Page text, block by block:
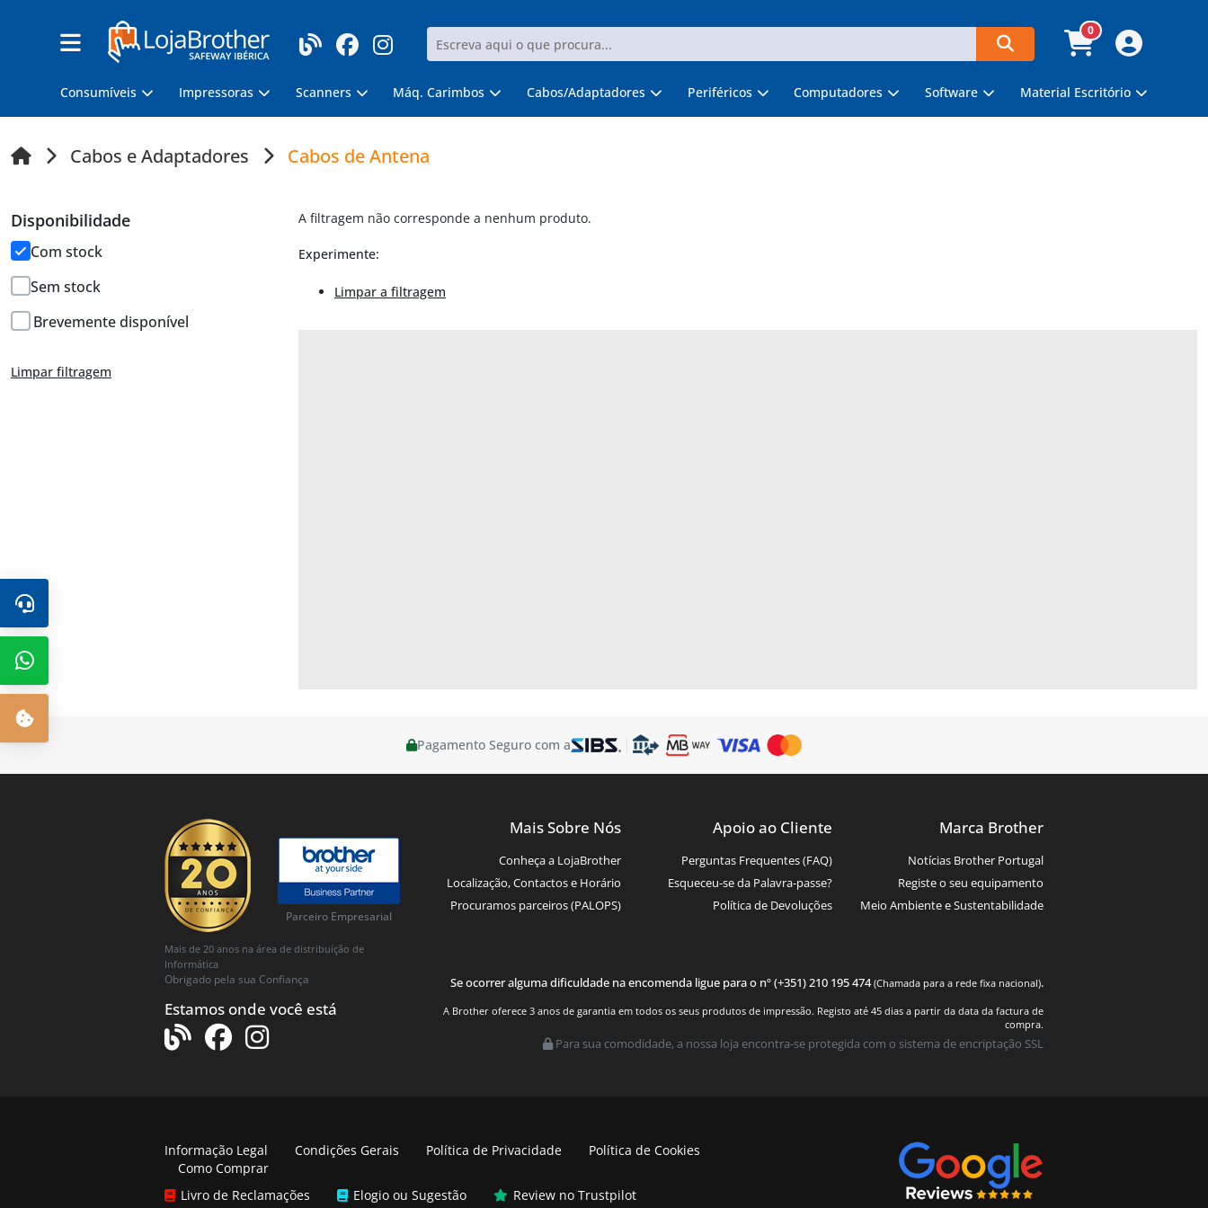
0
Consumíveis Impressoras Scanners Máq. Carimbos Cabos/Adaptadores Periféricos Computadores Software Material Escritório
Cabos e Adaptadores Cabos de Antena
Disponibilidade
Com stock
Sem stock
Brevemente disponível
Limpar filtragem
A filtragem não corresponde a nenhum produto.
Experimente:
Limpar a filtragem
Pagamento Seguro com a
Parceiro Empresarial
Mais de 20 anos na área de distribuíção de
Informática
Obrigado pela sua Confiança
Estamos onde você está
Mais Sobre Nós
Conheça a LojaBrother
Localização, Contactos e Horário
Procuramos parceiros (PALOPS)
Apoio ao Cliente
Perguntas Frequentes (FAQ)
Esqueceu-se da Palavra-passe?
Política de Devoluções
Marca Brother
Notícias Brother Portugal
Registe o seu equipamento
Meio Ambiente e Sustentabilidade
Se ocorrer alguma dificuldade na encomenda ligue para o nº (+351) 210 195 474(Chamada para a rede fixa nacional).
A Brother oferece 3 anos de garantia em todos os seus produtos de impressão. Registo até 45 dias a partir da data da factura de
compra.
Para sua comodidade, a nossa loja encontra-se protegida com o sistema de encriptação SSL
Informação Legal Condições Gerais Política de Privacidade
Política de Cookies
Como Comprar
Livro de Reclamações
Elogio ou Sugestão Review no Trustpilot